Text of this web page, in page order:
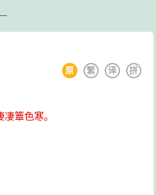
拼
译
繁
原
簟色寒。